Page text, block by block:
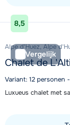
Bekijk accommodatie
8,5
Vergelijk
Alpe d'Huez, Alpe
Chalet de
Variant: 12 personen
Luxueus chalet met